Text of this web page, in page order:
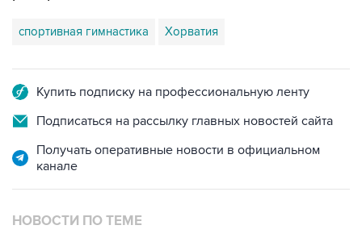
спортивная гимнастика Хорватия
Купить подписку на профессиональную ленту
Подписаться на рассылку главных новостей сайта
Получать оперативные новости в официальном
канале
НОВОСТИ ПО ТЕМЕ